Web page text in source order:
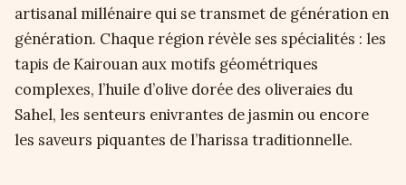
artisanal millénaire qui se transmet de génération en
génération. Chaque région révèle ses spécialités : les
tapis de Kairouan aux motifs géométriques
complexes, l’huile d’olive dorée des oliveraies du
Sahel, les senteurs enivrantes de jasmin ou encore
les saveurs piquantes de l’harissa traditionnelle.